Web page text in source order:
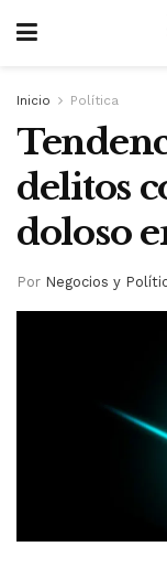
Inicio Política
delitos
doloso
Por Negocios y